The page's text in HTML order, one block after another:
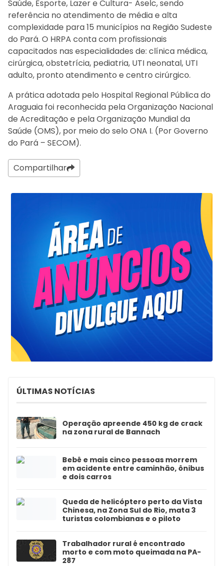
Saúde, Esporte, Lazer e Cultura- Aselc, sendo
referência no atendimento de média e alta
complexidade para 15 municípios na Região Sudeste
do Pará. O HRPA conta com profissionais
capacitados nas especialidades de: clínica médica,
cirúrgica, obstetrícia, pediatria, UTI neonatal, UTI
adulto, pronto atendimento e centro cirúrgico.
A prática adotada pelo Hospital Regional Pública do
Araguaia foi reconhecida pela Organização Nacional
de Acreditação e pela Organização Mundial da
Saúde (OMS), por meio do selo ONA I. (Por Governo
do Pará – SECOM).
Compartilhar
ÚLTIMAS NOTÍCIAS
Operação apreende 450 kg de crack
na zona rural de Bannach
Bebê e mais cinco pessoas morrem
em acidente entre caminhão, ônibus
e dois carros
Queda de helicóptero perto da Vista
Chinesa, na Zona Sul do Rio, mata 3
turistas colombianas e o piloto
Trabalhador rural é encontrado
morto e com moto queimada na PA-
287